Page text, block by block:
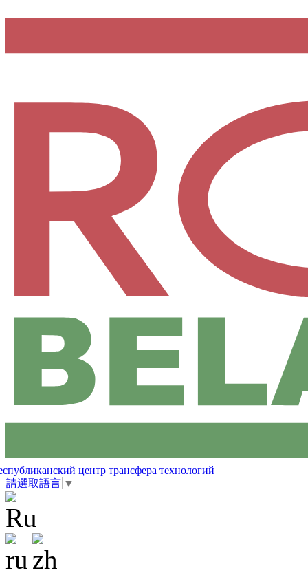
центр трансфера технологий
請選取語言 ▼